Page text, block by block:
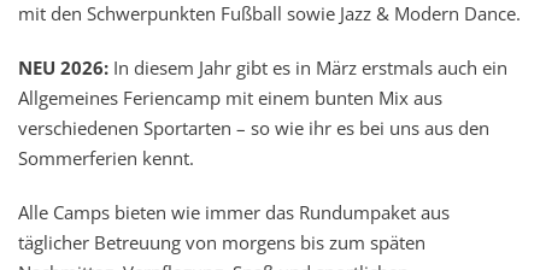
mit den Schwerpunkten Fußball sowie Jazz & Modern Dance.
NEU 2026: In diesem Jahr gibt es in März erstmals auch ein
Allgemeines Feriencamp mit einem bunten Mix aus
verschiedenen Sportarten – so wie ihr es bei uns aus den
Sommerferien kennt.
Alle Camps bieten wie immer das Rundumpaket aus
täglicher Betreuung von morgens bis zum späten